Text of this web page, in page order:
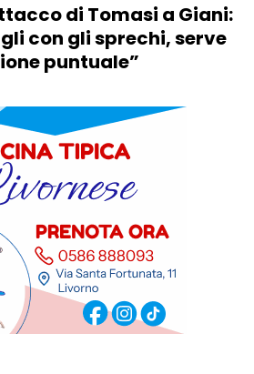
di Tomasi a Giani:
con gli sprechi, serve
puntuale”